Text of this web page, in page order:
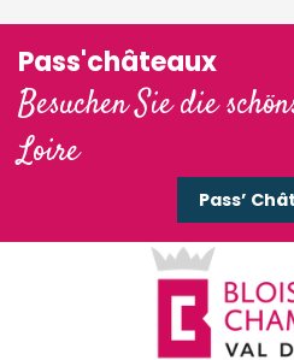
Pass'châteaux
Besuchen Sie die
Loire
Pass’